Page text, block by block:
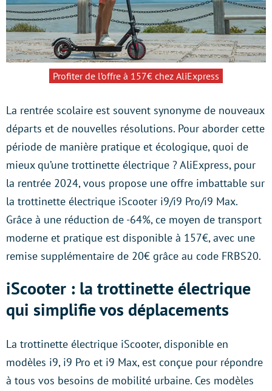
Profiter de l’offre à 157€ chez AliExpress
La rentrée scolaire est souvent synonyme de nouveaux
départs et de nouvelles résolutions. Pour aborder cette
période de manière pratique et écologique, quoi de
mieux qu’une trottinette électrique ? AliExpress, pour
la rentrée 2024, vous propose une offre imbattable sur
la trottinette électrique iScooter i9/i9 Pro/i9 Max.
Grâce à une réduction de -64%, ce moyen de transport
moderne et pratique est disponible à 157€, avec une
remise supplémentaire de 20€ grâce au code FRBS20.
iScooter : la trottinette électrique
qui simplifie vos déplacements
La trottinette électrique iScooter, disponible en
modèles i9, i9 Pro et i9 Max, est conçue pour répondre
à tous vos besoins de mobilité urbaine. Ces modèles